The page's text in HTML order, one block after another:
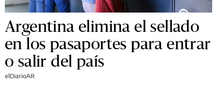
Argentina elimina el sellado
en los pasaportes para entrar
o salir del país
elDiarioAR